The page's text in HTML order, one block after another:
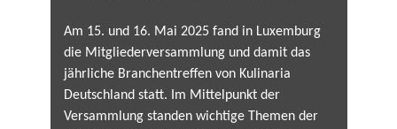
Am 15. und 16. Mai 2025 fand in Luxemburg
die Mitgliederversammlung und damit das
jährliche Branchentreffen von Kulinaria
Deutschland statt. Im Mittelpunkt der
Versammlung standen wichtige Themen der